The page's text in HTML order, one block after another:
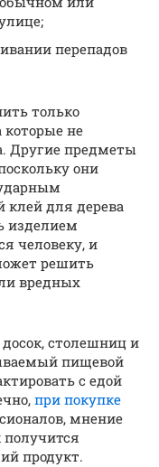
перепадов
только
которые не
Другие предметы
они
для дерева
изделием
человеку, и
решить
вредных
столешниц и
пищевой
с едой
при покупке
мнение
получится
продукт.